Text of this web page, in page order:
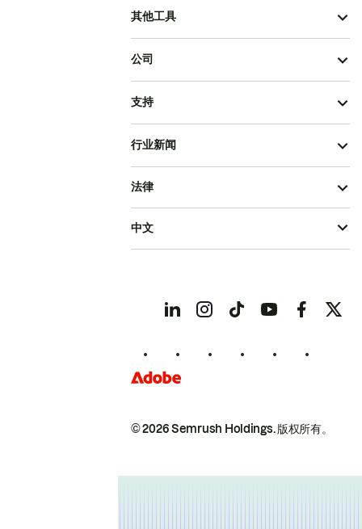
其他工具
公司
支持
行业新闻
© 2026 Semrush Holdings.版权所有。
法律
中文